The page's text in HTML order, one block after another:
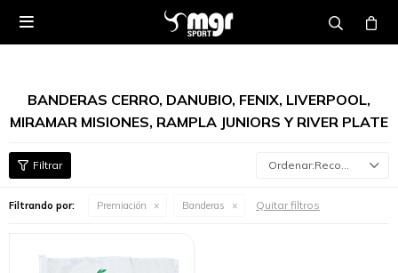

BANDERAS CERRO, DANUBIO, FENIX, LIVERPOOL,
MIRAMAR MISIONES, RAMPLA JUNIORS Y RIVER PLATE
Recomendados
Filtrando por: Premiación Banderas Quitar filtros